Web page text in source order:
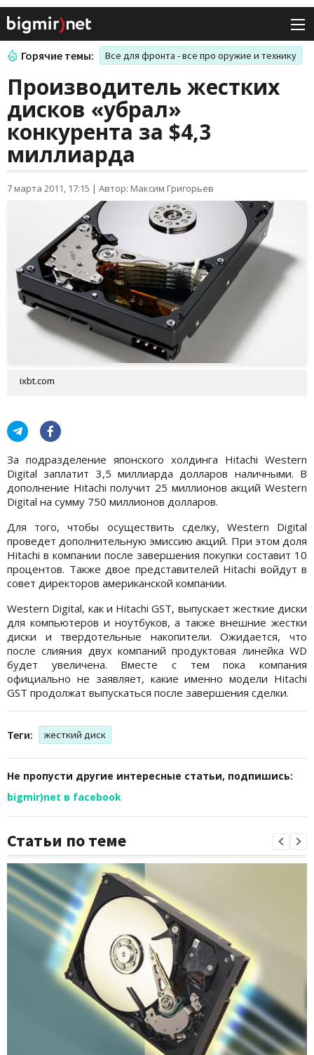
Горячие темы: Все для фронта - все про оружие и технику
Производитель жестких
дисков «убрал»
конкурента за $4,3
миллиарда
7 марта 2011, 17:15 | Автор: Максим Григорьев
ixbt.com
За подразделение японского холдинга Hitachi Western
Digital заплатит 3,5 миллиарда долларов наличными. В
дополнение Hitachi получит 25 миллионов акций Western
Digital на сумму 750 миллионов долларов.
Для того, чтобы осуществить сделку, Western Digital
проведет дополнительную эмиссию акций. При этом доля
Hitachi в компании после завершения покупки составит 10
процентов. Также двое представителей Hitachi войдут в
совет директоров американской компании.
Western Digital, как и Hitachi GST, выпускает жесткие диски
для компьютеров и ноутбуков, а также внешние жестки
диски и твердотельные накопители. Ожидается, что
после слияния двух компаний продуктовая линейка WD
будет увеличена. Вместе с тем пока компания
официально не заявляет, какие именно модели Hitachi
GST продолжат выпускаться после завершения сделки.
Теги: жесткий диск
Не пропусти другие интересные статьи, подпишись:
bigmir)net в facebook
Статьи по теме